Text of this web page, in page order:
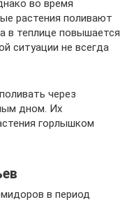
во время
растения поливают
в теплице повышается
ситуации не всегда
через
дном. Их
горлышком
в период